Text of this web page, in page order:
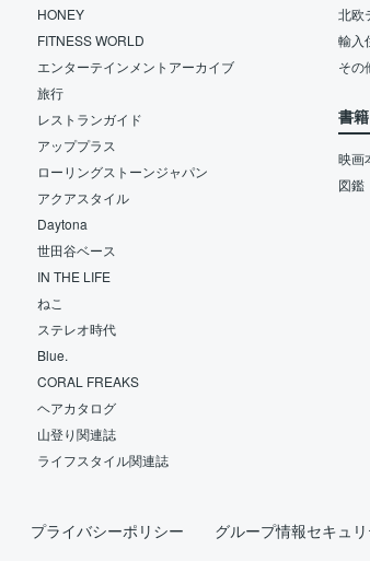
HONEY
FITNESS WORLD
エンターテインメントアーカイブ
旅行
レストランガイド
アッププラス
ローリングストーンジャパン
アクアスタイル
Daytona
世田谷ベース
IN THE LIFE
ねこ
ステレオ時代
Blue.
CORAL FREAKS
ヘアカタログ
山登り関連誌
ライフスタイル関連誌
北欧
輸入
その
書籍
映画
図鑑
プライバシーポリシー グループ情報セキュ